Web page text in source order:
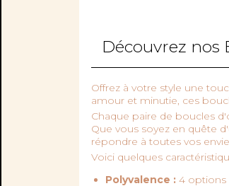
Découvrez nos
Offrez à votre style une
amour et minutie, ces
Chaque paire de boucles
Que vous soyez en quête
répondre à toutes vos
Voici quelques
Polyvalence : 4 options